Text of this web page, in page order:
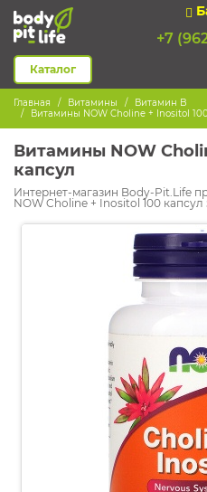
+7
Каталог
Главная Витамины
Витамин B
Витамины NOW Choline + Inositol
Витамины NOW
капсул
Интернет-магазин Body-Pit.Life
NOW Choline + Inositol 100 капсул